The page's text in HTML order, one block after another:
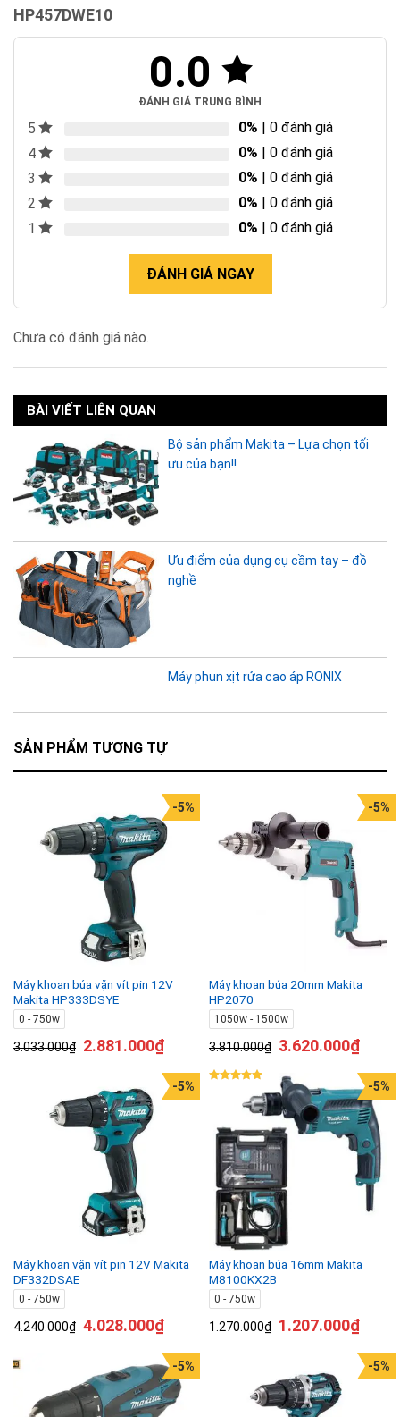
HP457DWE10
0.0
ĐÁNH GIÁ TRUNG BÌNH
5 0% | 0 đánh giá
4
0% | 0 đánh giá
3
0% | 0 đánh giá
2
0% | 0 đánh giá
1
0% | 0 đánh giá
ĐÁNH GIÁ NGAY
Chưa có đánh giá nào.
BÀI VIẾT LIÊN QUAN
Bộ sản phẩm Makita – Lựa chọn tối
ưu của bạn!!
Ưu điểm của dụng cụ cầm tay – đồ
nghề
Máy phun xịt rửa cao áp RONIX
SẢN PHẨM TƯƠNG TỰ
Máy khoan búa vặn vít pin 12V
Makita HP333DSYE
0 - 750w
3.033.000₫
-5%
2.881.000₫
Máy khoan búa 20mm Makita
HP2070
1050w - 1500w
3.810.000₫
-5%
3.620.000₫
Máy khoan vặn vít pin 12V Makita
DF332DSAE
0 - 750w
4.240.000₫
-5%
4.028.000₫
Máy khoan búa 16mm Makita
M8100KX2B
5.00
0 - 750w
1.270.000₫
-5%
1.207.000₫
-5% -5%